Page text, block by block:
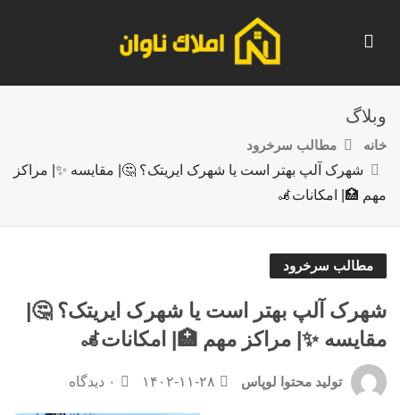
وبلاگ
خانه
مطالب سرخرود
شهرک آلپ بهتر است یا شهرک ایریتک؟ 🤔| مقایسه ✨| مراکز
مهم 🏥| امکانات🦼
مطالب سرخرود
شهرک آلپ بهتر است یا شهرک ایریتک؟ 🤔|
مقایسه ✨| مراکز مهم 🏥| امکانات🦼
تولید محتوا لوپاس ۱۴۰۲-۱۱-۲۸ ۰ دیدگاه